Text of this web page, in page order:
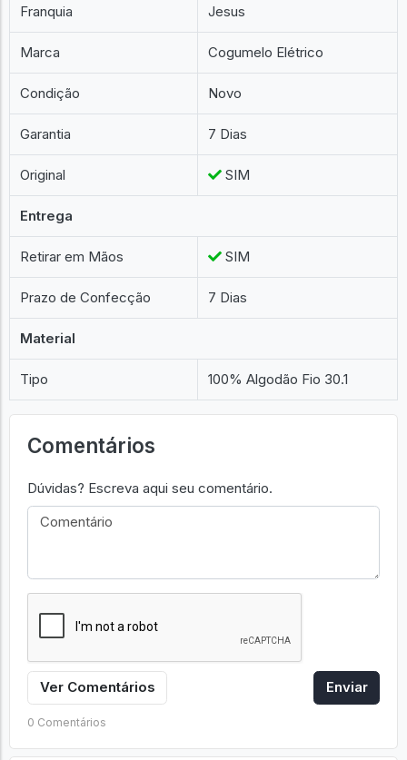
Franquia Jesus
Marca Cogumelo Elétrico
Condição Novo
Garantia 7 Dias
Original SIM
Entrega
Retirar em Mãos SIM
Prazo de Confecção 7 Dias
Material
Tipo 100% Algodão Fio 30.1
Comentários
Dúvidas? Escreva aqui seu comentário.
Ver Comentários Enviar
0 Comentários